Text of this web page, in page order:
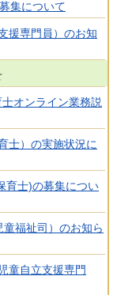
集について
援専門員）のお知
オンライン業務説
士）の実施状況に
育士)の募集につい
福祉司）のお知ら
童自立支援専門